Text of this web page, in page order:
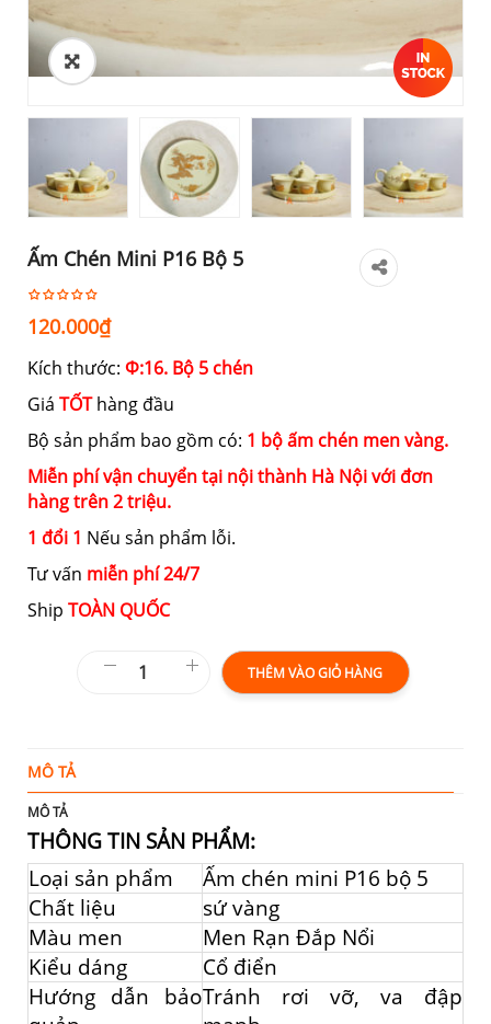
Ấm Chén Mini P16 Bộ 5
120.000₫
Kích thước: Ф:16. Bộ 5 chén
Giá TỐThàng đầu
Bộ sản phẩm bao gồm có: 1 bộ ấm chén men vàng.
Miễn phí vận chuyển tại nội thành Hà Nội với đơn
hàng trên 2 triệu.
1 đổi 1 Nếu sản phẩm lỗi.
Tư vấn miễn phí 24/7
Ship TOÀN QUỐC
THÊM VÀO GIỎ HÀNG
MÔ TẢ
MÔ TẢ
THÔNG TIN SẢN PHẨM:
Loại sản phẩm
Ấm chén mini P16 bộ 5
Chất liệu
sứ vàng
Màu men
Men Rạn Đắp Nổi
Kiểu dáng
Cổ điển
Hướng dẫn bảoTránh rơi vỡ, va đập